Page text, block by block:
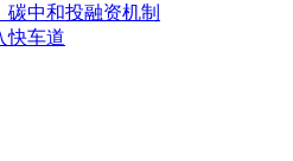
中和投融资机制
快车道